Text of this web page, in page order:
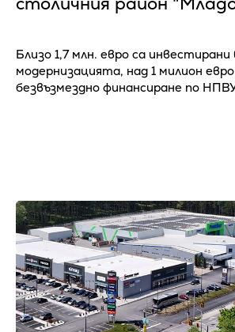
Близо 1,7 млн. евро са инвестирани
модернизацията, над 1 милион
безвъзмездно финансиране по